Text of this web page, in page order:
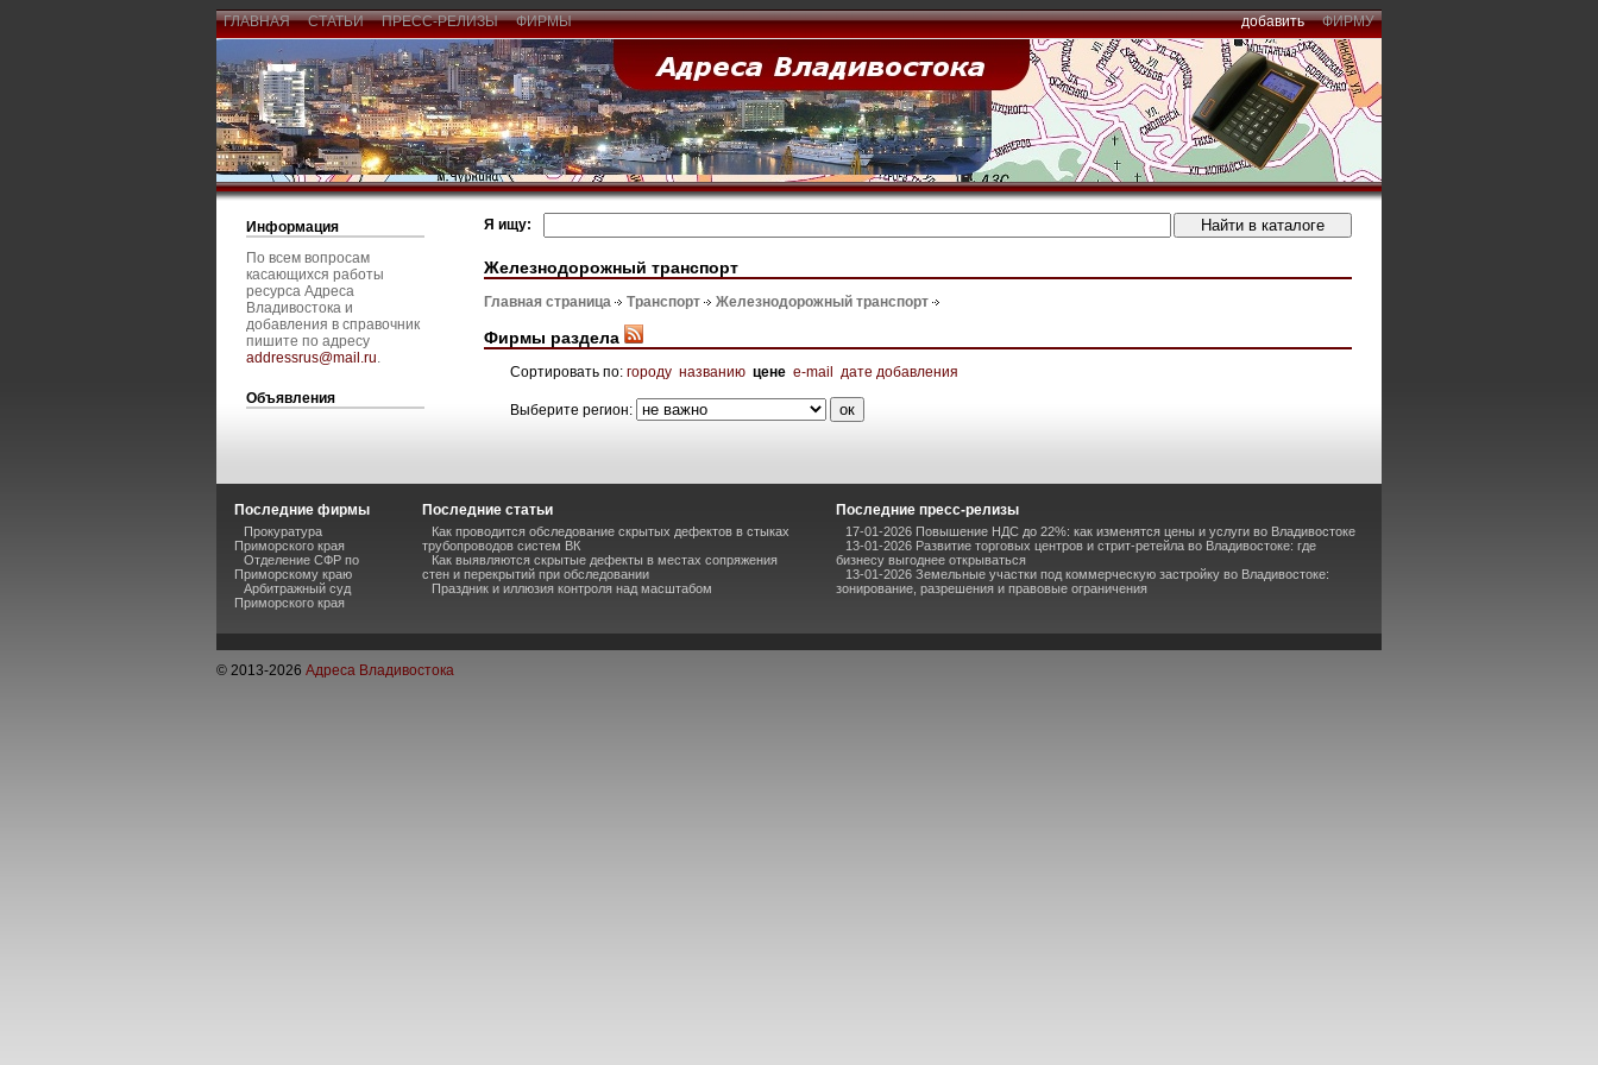
ГЛАВНАЯ СТАТЬИ ПРЕСС-РЕЛИЗЫ ФИРМЫ добавить ФИРМУ
Информация
По всем вопросам
касающихся работы
ресурса Адреса
Владивостока и
добавления в справочник
пишите по адресу
addressrus@mail.ru.
Объявления
Я ищу:
Железнодорожный транспорт
Главная страница Транспорт Железнодорожный транспорт
Фирмы раздела
Сортировать по: городу названию цене e-mail дате добавления
Выберите регион:
Последние фирмы
Прокуратура
Приморского края
Отделение СФР по
Приморскому краю
Арбитражный суд
Приморского края
Последние статьи
Как проводится обследование скрытых дефектов в стыках
трубопроводов систем ВК
Как выявляются скрытые дефекты в местах сопряжения
стен и перекрытий при обследовании
Праздник и иллюзия контроля над масштабом
Последние пресс-релизы
17-01-2026 Повышение НДС до 22%: как изменятся цены и услуги во Владивостоке
13-01-2026 Развитие торговых центров и стрит-ретейла во Владивостоке: где
бизнесу выгоднее открываться
13-01-2026 Земельные участки под коммерческую застройку во Владивостоке:
зонирование, разрешения и правовые ограничения
© 2013-2026 Адреса Владивостока